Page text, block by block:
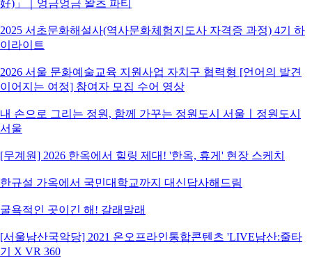
好)」｜엉금엉금 왈츠 파티
2025 서초문화해설사(역사문화체험지도사 자격증 과정) 4기 하
이라이트
2026 서울 문화예술교육 지원사업 자치구 협력형 [언어의 발견
이어지는 여정] 참여자 모집 수어 영상
내 손으로 그리는 정원, 함께 가꾸는 정원도시 서울ㅣ정원도시
서울
[무계원] 2026 한옥에서 힐링 제대! '한옥, 휴게' 현장 스케치
한규설 가옥에서 국민대학교까지 대신답사해드림
굴욕적인 곳이긴 해! 갈래말래
[서울남산국악당] 2021 온오프라인통합콘텐츠 'LIVE남산:줄타
기 X VR 360